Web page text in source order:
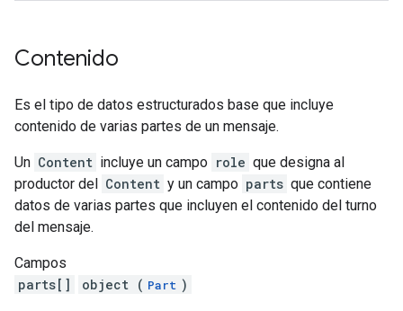
Contenido
Es el tipo de datos estructurados base que incluye
contenido de varias partes de un mensaje.
Un Content incluye un campo role que designa al
productor del Content y un campo parts que contiene
datos de varias partes que incluyen el contenido del turno
del mensaje.
Campos
parts[]
object ( Part )